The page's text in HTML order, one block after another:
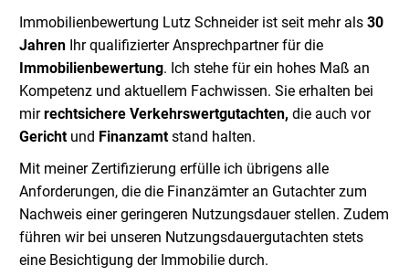
Immobilienbewertung Lutz Schneider ist seit mehr als 30
Jahren Ihr qualifizierter Ansprechpartner für die
Immobilienbewertung. Ich stehe für ein hohes Maß an
Kompetenz und aktuellem Fachwissen. Sie erhalten bei
mirrechtsichere Verkehrswertgutachten, die auch vor
Gerichtund Finanzamtstand halten.
Mit meiner Zertifizierung erfülle ich übrigens alle
Anforderungen, die die Finanzämter an Gutachter zum
Nachweis einer geringeren Nutzungsdauer stellen. Zudem
führen wir bei unseren Nutzungsdauergutachten stets
eine Besichtigung der Immobilie durch.